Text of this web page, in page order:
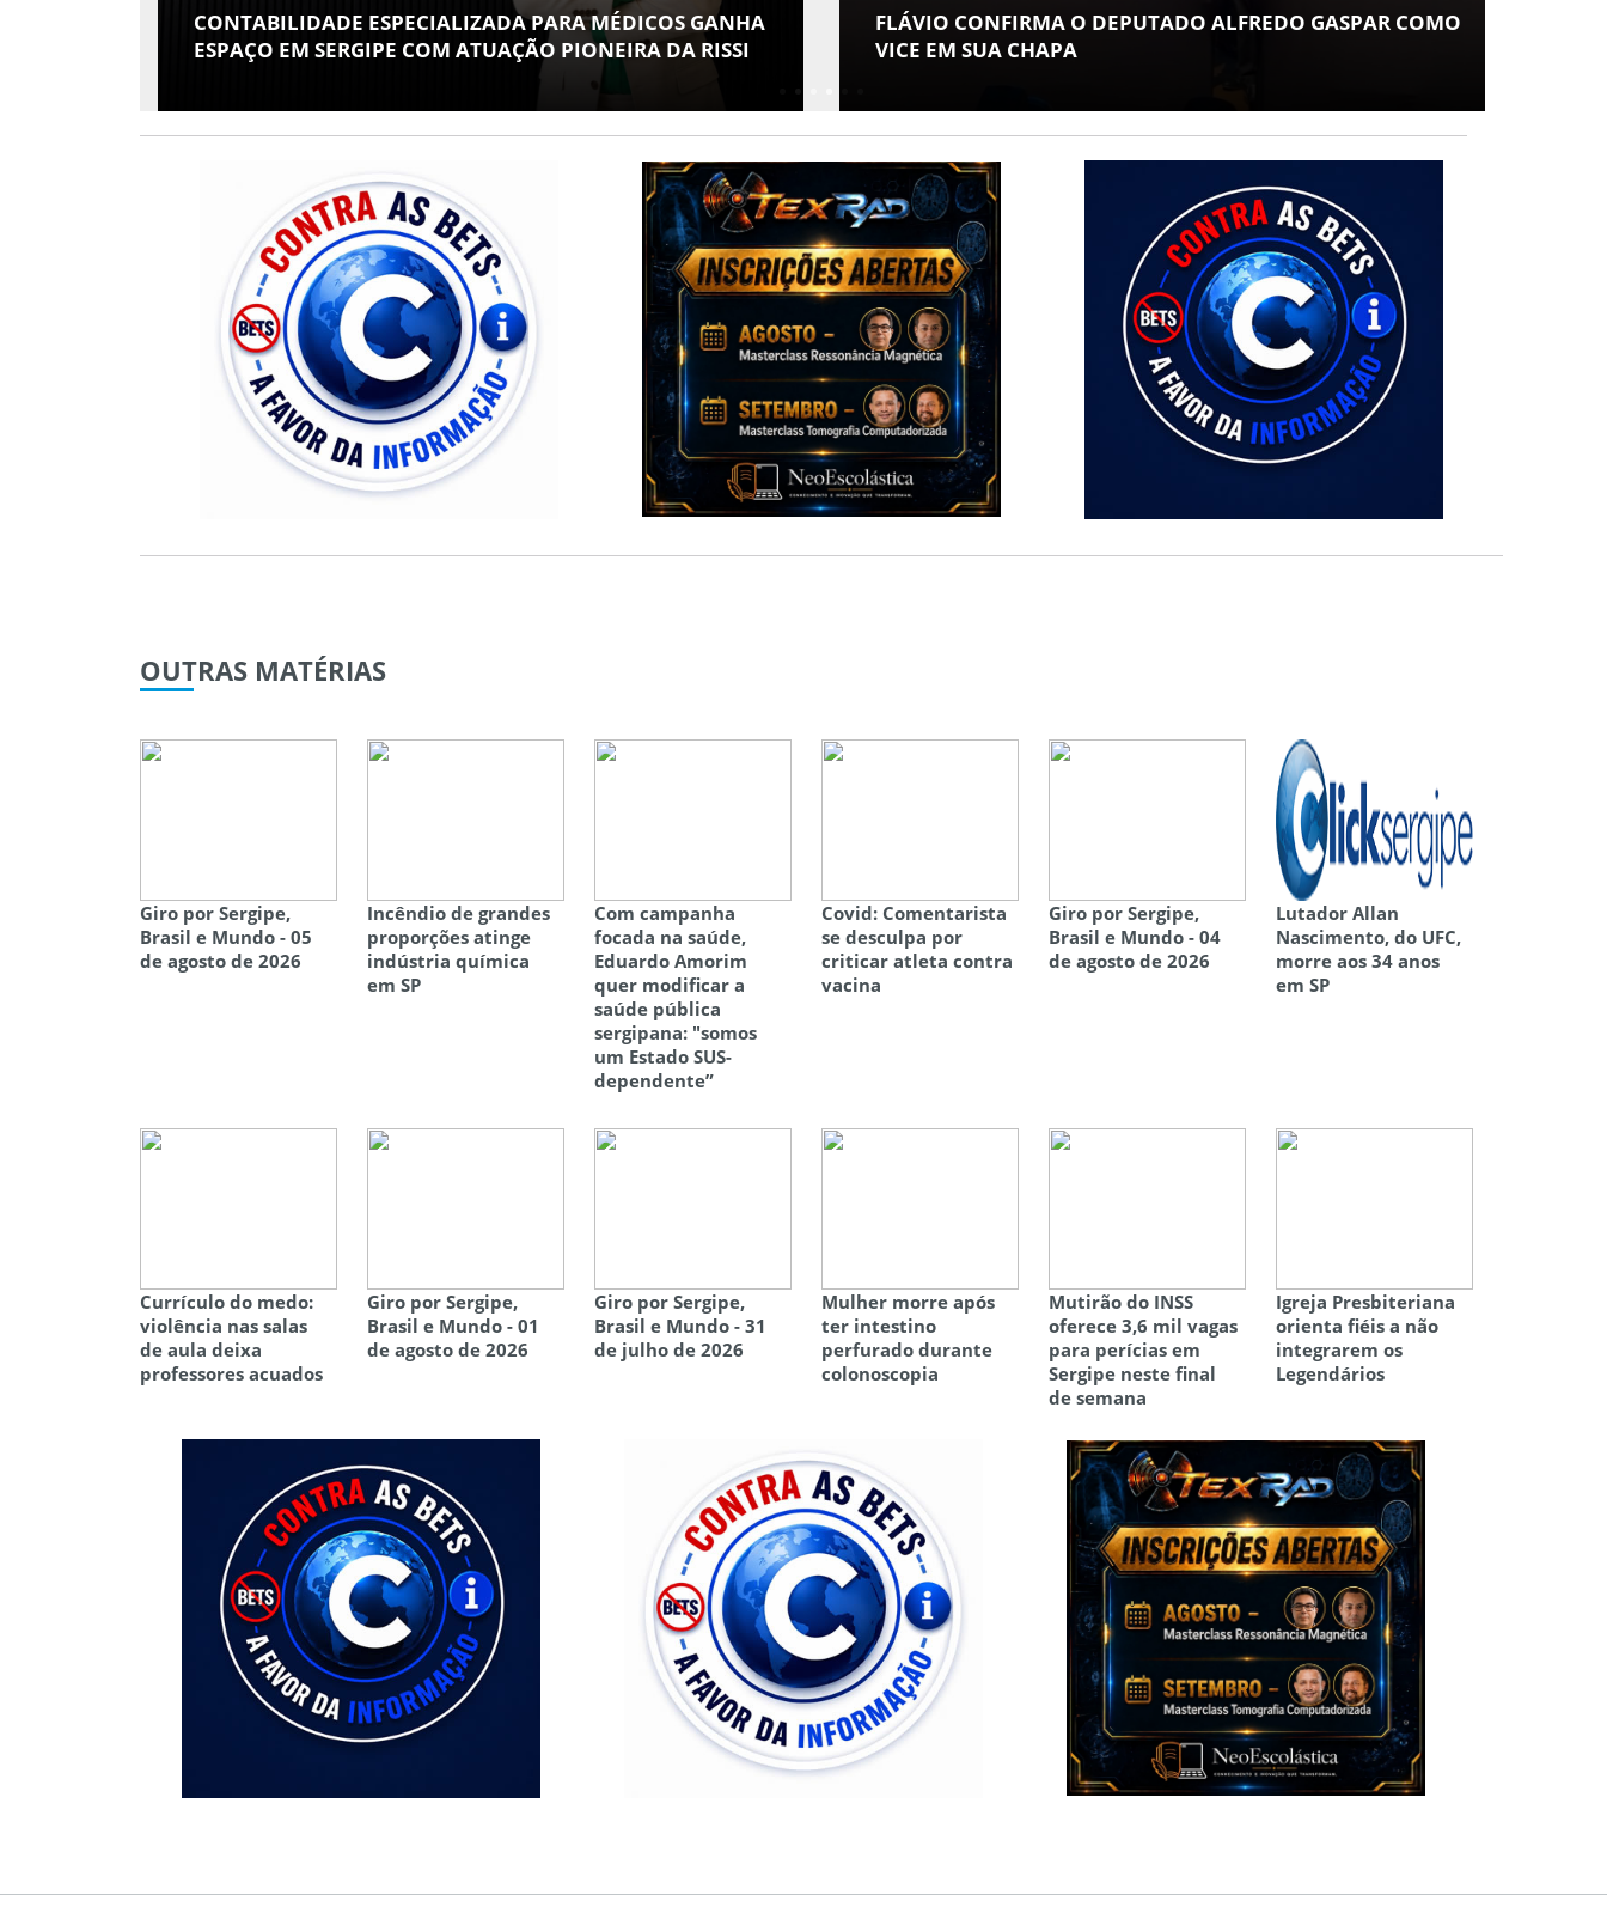
CONTABILIDADE ESPECIALIZADA PARA MÉDICOS GANHA
ESPAÇO EM SERGIPE COM ATUAÇÃO PIONEIRA DA RISSI
FLÁVIO CONFIRMA O DEPUTADO ALFREDO GASPAR COMO
VICE EM SUA CHAPA
OUTRAS MATÉRIAS
Giro por Sergipe,
Brasil e Mundo - 05
de agosto de 2026
Incêndio de grandes
proporções atinge
indústria química
em SP
Com campanha
focada na saúde,
Eduardo Amorim
quer modificar a
saúde pública
sergipana: "somos
um Estado SUS-
dependente”
Covid: Comentarista
se desculpa por
criticar atleta contra
vacina
Giro por Sergipe,
Brasil e Mundo - 04
de agosto de 2026
Lutador Allan
Nascimento, do UFC,
morre aos 34 anos
em SP
Currículo do medo:
violência nas salas
de aula deixa
professores acuados
Giro por Sergipe,
Brasil e Mundo - 01
de agosto de 2026
Giro por Sergipe,
Brasil e Mundo - 31
de julho de 2026
Mulher morre após
ter intestino
perfurado durante
colonoscopia
Mutirão do INSS
oferece 3,6 mil vagas
para perícias em
Sergipe neste final
de semana
Igreja Presbiteriana
orienta fiéis a não
integrarem os
Legendários